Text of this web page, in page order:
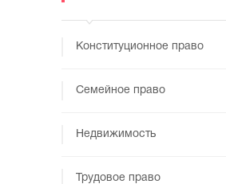
Конституционное право
Семейное право
Недвижимость
Трудовое право